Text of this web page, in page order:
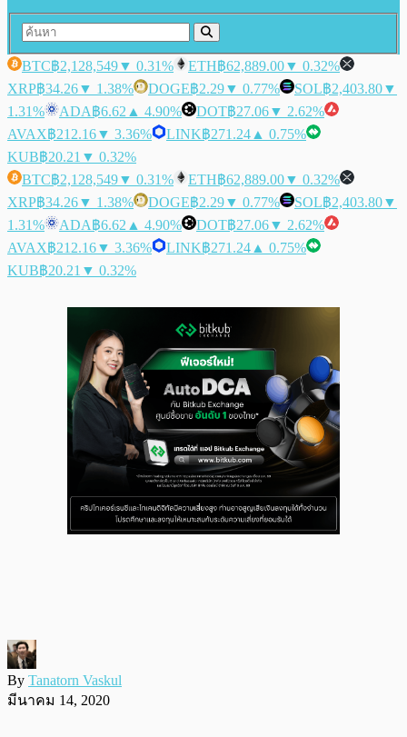
BTC฿2,128,549▼ 0.31% ETH฿62,889.00▼ 0.32%
XRP฿34.26▼ 1.38% DOGE฿2.29▼ 0.77% SOL฿2,403.80▼
1.31%
ADA฿6.62 ▲ 4.90% DOT฿27.06▼ 2.62%
AVAX฿212.16▼ 3.36% LINK฿271.24 ▲ 0.75%
KUB฿20.21 ▼ 0.32%
BTC฿2,128,549▼ 0.31% ETH฿62,889.00▼ 0.32%
XRP฿34.26▼ 1.38% DOGE฿2.29▼ 0.77% SOL฿2,403.80▼
1.31%
ADA฿6.62 ▲ 4.90% DOT฿27.06▼ 2.62%
AVAX฿212.16▼ 3.36% LINK฿271.24 ▲ 0.75%
KUB฿20.21 ▼ 0.32%
By Tanatorn Vaskul
มีนาคม 14, 2020